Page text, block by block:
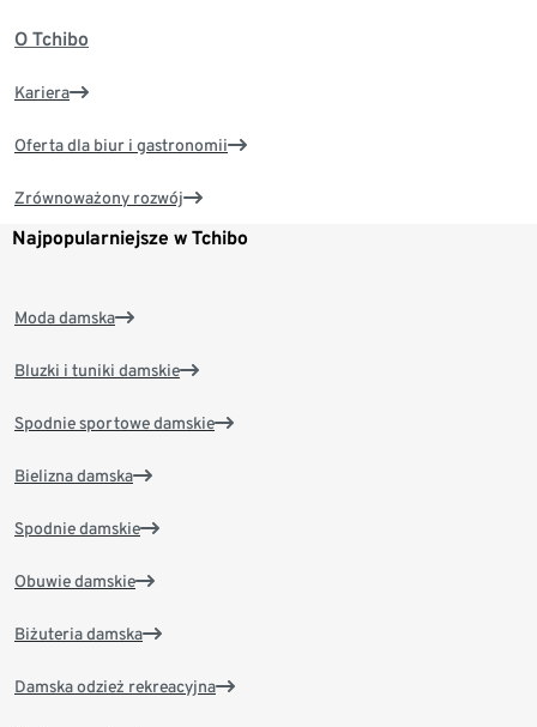
O Tchibo
Kariera
Oferta dla biur i gastronomii
Zrównoważony rozwój
Najpopularniejsze w Tchibo
Moda damska
Bluzki i tuniki damskie
Spodnie sportowe damskie
Bielizna damska
Spodnie damskie
Obuwie damskie
Biżuteria damska
Damska odzież rekreacyjna